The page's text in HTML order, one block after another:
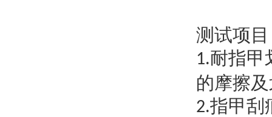
测试项目
1.耐指甲
的摩擦
2.指甲刮